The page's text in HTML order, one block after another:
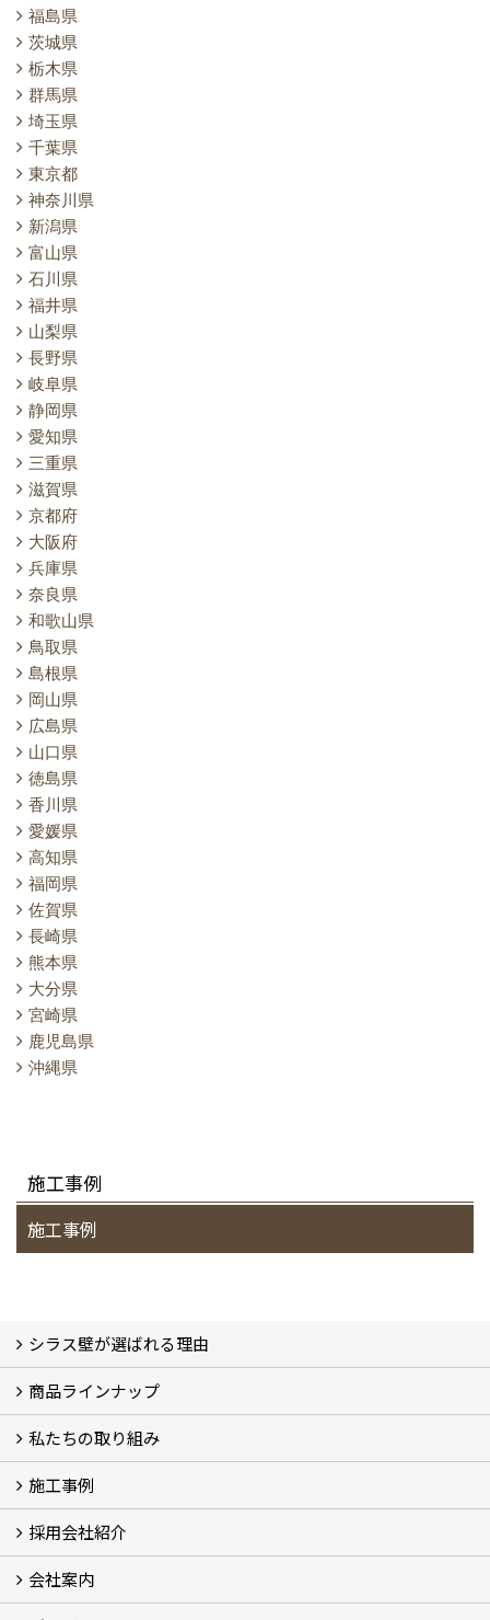
福島県
茨城県
栃木県
群馬県
埼玉県
千葉県
東京都
神奈川県
新潟県
富山県
石川県
福井県
山梨県
長野県
岐阜県
静岡県
愛知県
三重県
滋賀県
京都府
大阪府
兵庫県
奈良県
和歌山県
鳥取県
島根県
岡山県
広島県
山口県
徳島県
香川県
愛媛県
高知県
福岡県
佐賀県
長崎県
熊本県
大分県
宮崎県
鹿児島県
沖縄県
施工事例
施工事例
シラス壁が選ばれる理由
シラスストーリー
こだわり
シラス壁の驚くべき性能
商品ラインナップ
一覧
内装仕上げ材
外装仕上げ材
舗装材
水性無機高分子系ハイブリッド型塗料
エコリフォーム
消臭壁紙
Q&A
資料PDF
私たちの取り組み
SDGs、GHGへの取り組み (2)
マグマシラス米
特別対談 (2)
高千穂シラス解説ムービー
研究プロジェクト (4)
プロジェクト (3)
施工事例
施工事例
お客様からのお便り
採用会社紹介
採用会社紹介
「鏝人の会」左官店のご紹介
会社案内